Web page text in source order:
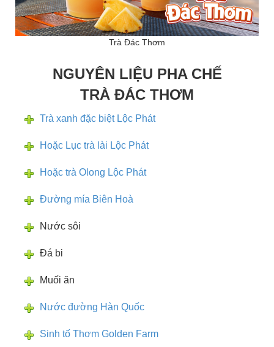
Trà Đác Thơm
NGUYÊN LIỆU PHA CHẾ
TRÀ ĐÁC THƠM
Trà xanh đặc biệt Lộc Phát
Hoặc Lục trà lài Lộc Phát
Hoặc trà Olong Lộc Phát
Đường mía Biên Hoà
Nước sôi
Đá bi
Muối ăn
Nước đường Hàn Quốc
Sinh tố Thơm Golden Farm